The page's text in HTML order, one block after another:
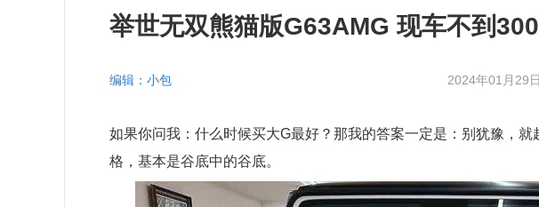
举世无双熊猫版G63AMG 现车不到
编辑：小包 2024年01月29
如果你问我：什么时候买大G最好？那我的答案一定是：别犹豫，
格，基本是谷底中的谷底。